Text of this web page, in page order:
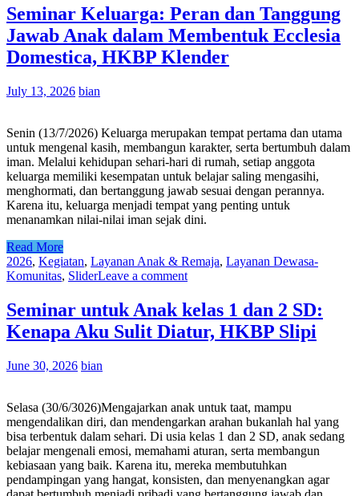
Seminar Keluarga: Peran dan Tanggung
Jawab Anak dalam Membentuk Ecclesia
Domestica, HKBP Klender
July 13, 2026 bian
Senin (13/7/2026) Keluarga merupakan tempat pertama dan utama
untuk mengenal kasih, membangun karakter, serta bertumbuh dalam
iman. Melalui kehidupan sehari-hari di rumah, setiap anggota
keluarga memiliki kesempatan untuk belajar saling mengasihi,
menghormati, dan bertanggung jawab sesuai dengan perannya.
Karena itu, keluarga menjadi tempat yang penting untuk
menanamkan nilai-nilai iman sejak dini.
Read More
2026, Kegiatan, Layanan Anak & Remaja, Layanan Dewasa-
Komunitas, SliderLeave a comment
Seminar untuk Anak kelas 1 dan 2 SD:
Kenapa Aku Sulit Diatur, HKBP Slipi
June 30, 2026 bian
Selasa (30/6/3026)Mengajarkan anak untuk taat, mampu
mengendalikan diri, dan mendengarkan arahan bukanlah hal yang
bisa terbentuk dalam sehari. Di usia kelas 1 dan 2 SD, anak sedang
belajar mengenali emosi, memahami aturan, serta membangun
kebiasaan yang baik. Karena itu, mereka membutuhkan
pendampingan yang hangat, konsisten, dan menyenangkan agar